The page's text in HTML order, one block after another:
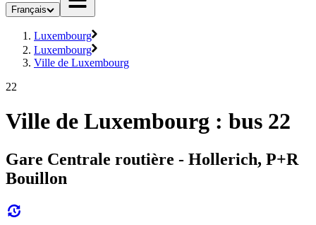
Français
Luxembourg
Luxembourg
Ville de Luxembourg
22
Ville de Luxembourg : bus 22
Gare Centrale routière - Hollerich, P+R
Bouillon